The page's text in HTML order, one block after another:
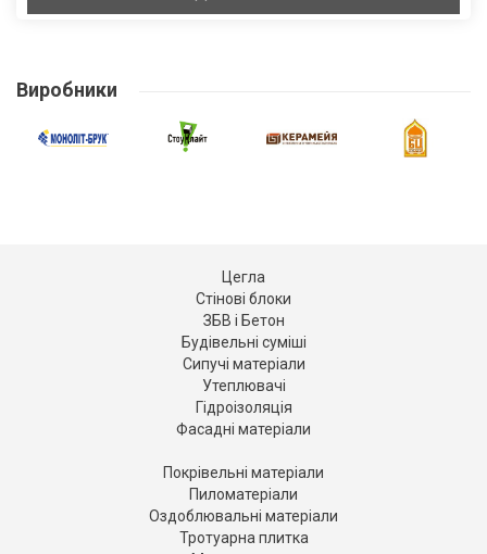
Виробники
Цегла
Стінові блоки
ЗБВ і Бетон
Будівельні суміші
Сипучі матеріали
Утеплювачі
Гідроізоляція
Фасадні матеріали
Покрівельні матеріали
Пиломатеріали
Оздоблювальні матеріали
Тротуарна плитка